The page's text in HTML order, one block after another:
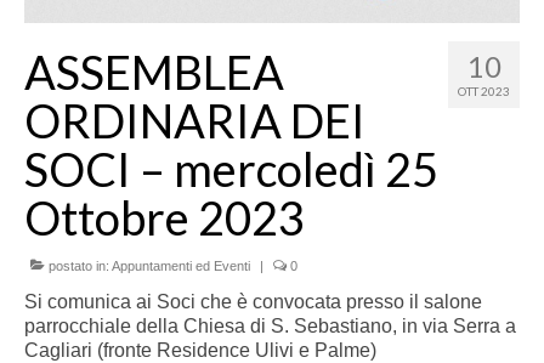
10
OTT 2023
ASSEMBLEA
ORDINARIA DEI
SOCI – mercoledì 25
Ottobre 2023
postato in: Appuntamenti ed Eventi | 0
Si comunica ai Soci che è convocata presso il salone
parrocchiale della Chiesa di S. Sebastiano, in via Serra a
Cagliari (fronte Residence Ulivi e Palme)